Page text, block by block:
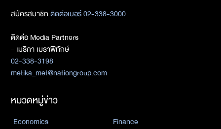
สมัครสมาชิกติดต่อเบอร์ 02-338-3000
ติดต่อ Media Partners
- เมธิกา เมธาพิทักษ์
02-338-3198
metika_met@nationgroup.com
หมวดหมู่ข่าว
Economics
Finance